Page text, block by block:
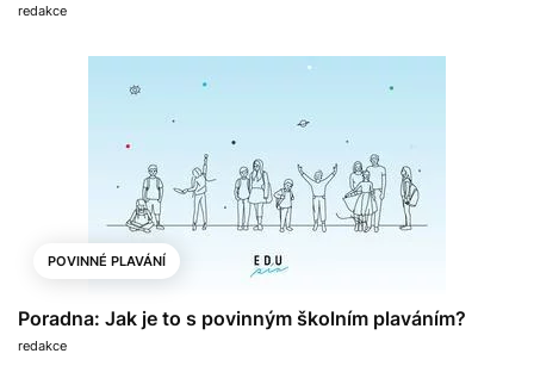
redakce
POVINNÉ PLAVÁNÍ
Poradna: Jak je to s povinným školním plaváním?
redakce